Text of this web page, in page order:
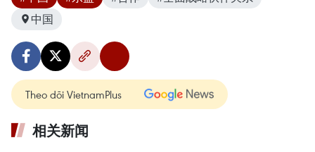
中国
Theo dõi VietnamPlus
相关新闻